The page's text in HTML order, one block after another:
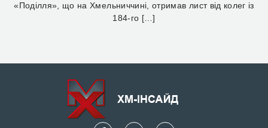
«Поділля», що на Хмельниччині, отримав лист від колег із
184-го […]